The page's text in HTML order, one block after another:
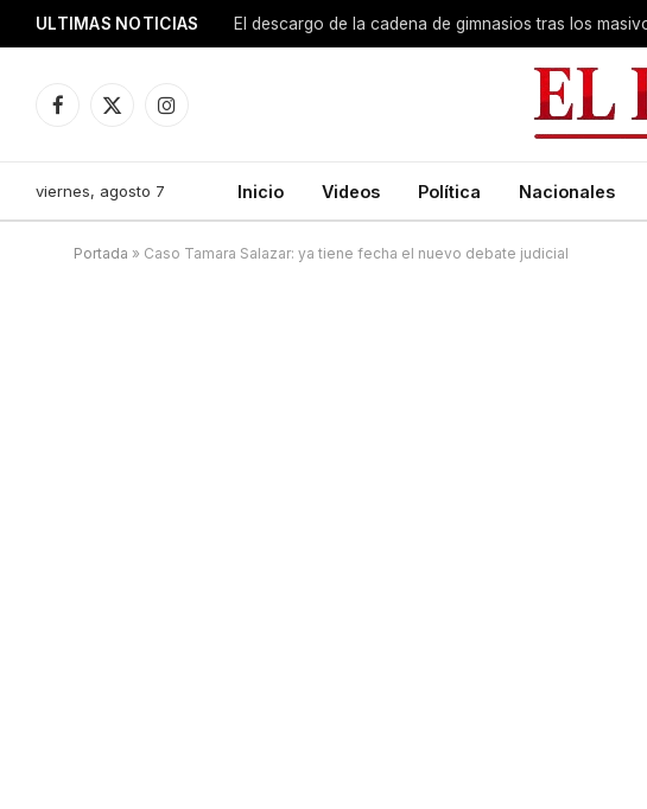
ULTIMAS NOTICIAS El descargo de la cadena de gimnasios tras los
Facebook
X
Instagram
viernes, agosto 7 Inicio Videos Política Nacionales
Portada » Caso Tamara Salazar: ya tiene fecha el nuevo debate judicial